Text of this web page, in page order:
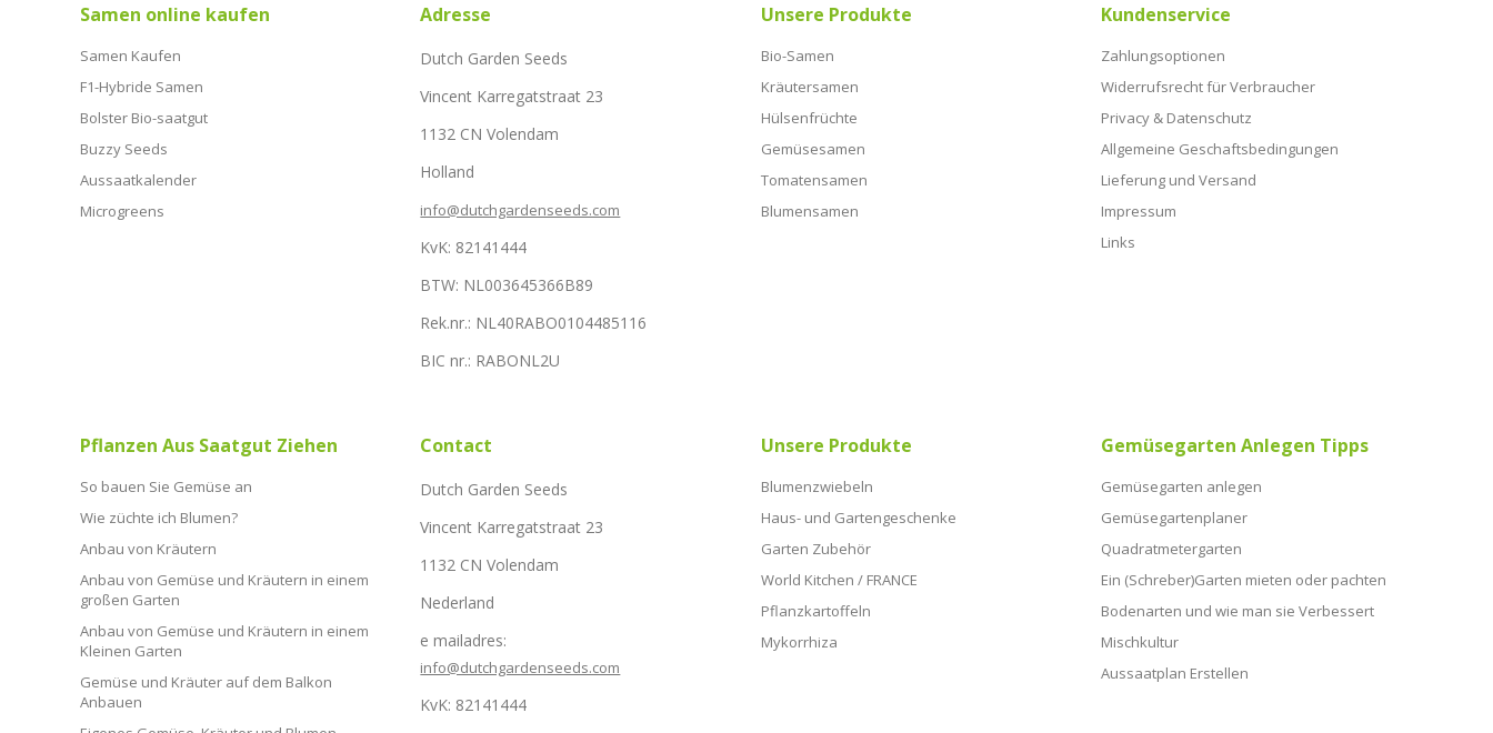
Samen online kaufen
Samen Kaufen
F1-Hybride Samen
Bolster Bio-saatgut
Buzzy Seeds
Aussaatkalender
Microgreens
Adresse
Dutch Garden Seeds
Vincent Karregatstraat 23
1132 CN Volendam
Holland
info@dutchgardenseeds.com
KvK: 82141444
BTW: NL003645366B89
Rek.nr.: NL40RABO0104485116
BIC nr.: RABONL2U
Unsere Produkte
Bio-Samen
Kräutersamen
Hülsenfrüchte
Gemüsesamen
Tomatensamen
Blumensamen
Kundenservice
Zahlungsoptionen
Widerrufsrecht für Verbraucher
Privacy & Datenschutz
Allgemeine Geschaftsbedingungen
Lieferung und Versand
Impressum
Links
Pflanzen Aus Saatgut Ziehen
So bauen Sie Gemüse an
Wie züchte ich Blumen?
Anbau von Kräutern
Anbau von Gemüse und Kräutern in einem
großen Garten
Anbau von Gemüse und Kräutern in einem
Kleinen Garten
Gemüse und Kräuter auf dem Balkon
Anbauen
Contact
Dutch Garden Seeds
Vincent Karregatstraat 23
1132 CN Volendam
Nederland
e mailadres:
info@dutchgardenseeds.com
KvK: 82141444
Unsere Produkte
Blumenzwiebeln
Haus- und Gartengeschenke
Garten Zubehör
World Kitchen / FRANCE
Pflanzkartoffeln
Mykorrhiza
Gemüsegarten Anlegen Tipps
Gemüsegarten anlegen
Gemüsegartenplaner
Quadratmetergarten
Ein (Schreber)Garten mieten oder pachten
Bodenarten und wie man sie Verbessert
Mischkultur
Aussaatplan Erstellen